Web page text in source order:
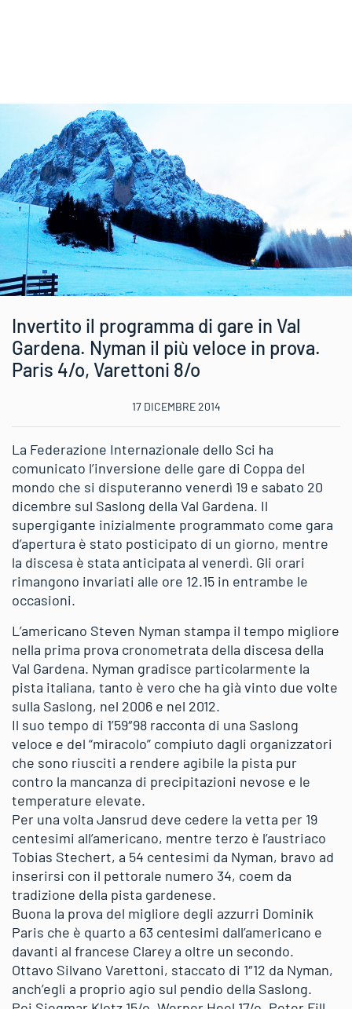
Invertito il programma di gare in Val
Gardena. Nyman il più veloce in prova.
Paris 4/o, Varettoni 8/o
17 DICEMBRE 2014
La Federazione Internazionale dello Sci ha
comunicato l’inversione delle gare di Coppa del
mondo che si disputeranno venerdì 19 e sabato 20
dicembre sul Saslong della Val Gardena. Il
supergigante inizialmente programmato come gara
d’apertura è stato posticipato di un giorno, mentre
la discesa è stata anticipata al venerdì. Gli orari
rimangono invariati alle ore 12.15 in entrambe le
occasioni.
L’americano Steven Nyman stampa il tempo migliore
nella prima prova cronometrata della discesa della
Val Gardena. Nyman gradisce particolarmente la
pista italiana, tanto è vero che ha già vinto due volte
sulla Saslong, nel 2006 e nel 2012.
Il suo tempo di 1’59″98 racconta di una Saslong
veloce e del “miracolo” compiuto dagli organizzatori
che sono riusciti a rendere agibile la pista pur
contro la mancanza di precipitazioni nevose e le
temperature elevate.
Per una volta Jansrud deve cedere la vetta per 19
centesimi all’americano, mentre terzo è l’austriaco
Tobias Stechert, a 54 centesimi da Nyman, bravo ad
inserirsi con il pettorale numero 34, coem da
tradizione della pista gardenese.
Buona la prova del migliore degli azzurri Dominik
Paris che è quarto a 63 centesimi dall’americano e
davanti al francese Clarey a oltre un secondo.
Ottavo Silvano Varettoni, staccato di 1″12 da Nyman,
anch’egli a proprio agio sul pendio della Saslong.